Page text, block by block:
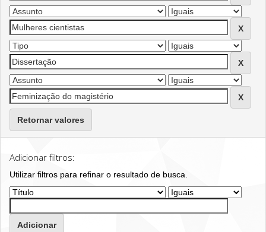
Retornar valores
Adicionar filtros:
Utilizar filtros para refinar o resultado de busca.